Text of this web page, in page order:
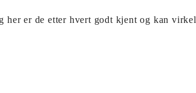
her er de etter hvert godt kjent og kan